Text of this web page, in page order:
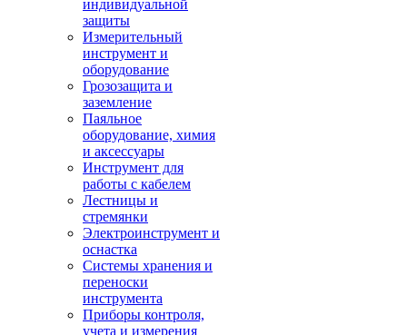
индивидуальной
защиты
Измерительный
инструмент и
оборудование
Грозозащита и
заземление
Паяльное
оборудование, химия
и аксессуары
Инструмент для
работы с кабелем
Лестницы и
стремянки
Электроинструмент и
оснастка
Системы хранения и
переноски
инструмента
Приборы контроля,
учета и измерения